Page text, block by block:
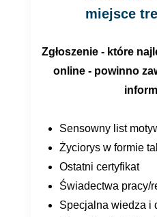
miejsce
Zgłoszenie - które
online - powinno
Sensowny list
Życiorys w formie
Ostatni certyfikat
Świadectwa pracy/
Specjalna wiedza i